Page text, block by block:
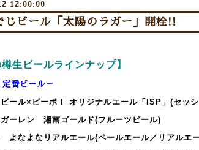
12:00:00
じビール「太陽のラガー」開栓!!
樽生ビールラインナップ】
定番ビール～
ール×ビーボ！ オリジナルエール「ISP 」(セッ
ーレン 湘南ゴールド(フルーツビール)
よなよなリアルエール(ペールエール／リアルエ